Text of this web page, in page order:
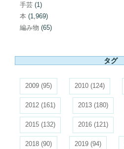
手芸 (1)
本 (1,969)
編み物 (65)
タグ
2009 (95) 2010 (124)
2012 (161) 2013 (180)
2015 (132) 2016 (121)
2018 (90) 2019 (94)